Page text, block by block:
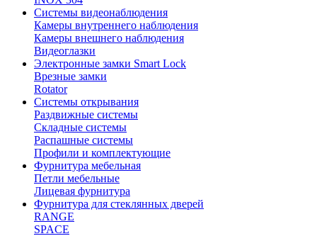
Системы видеонаблюдения
Камеры внутреннего наблюдения
Камеры внешнего наблюдения
Видеоглазки
Электронные замки Smart Lock
Врезные замки
Rotator
Системы открывания
Раздвижные системы
Складные системы
Распашные системы
Профили и комплектующие
Фурнитура мебельная
Петли мебельные
Лицевая фурнитура
Фурнитура для стеклянных дверей
RANGE
SPACE